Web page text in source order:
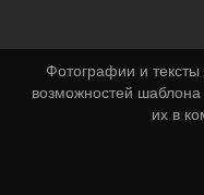
Фотографии и
возможностей шаблона
их в